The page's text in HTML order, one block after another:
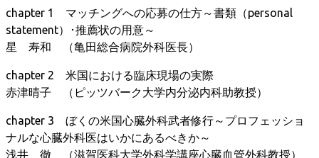
chapter 1 マッチングへの応募の仕方～書類（personal
statement）･推薦状の用意～
星 寿和 （亀田総合病院外科医長）
chapter 2 米国における臨床現場の実際
赤津晴子 （ピッツバーク大学内分泌内科助教授）
chapter 3 ぼくの米国心臓外科武者修行～プロフェッショ
ナルな心臓外科医はいかにあるべきか～
浅井 徹 （滋賀医科大学外科学講座心臓血管外科教授）